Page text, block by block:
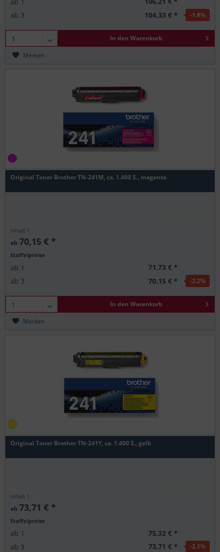
ab 3 104,33 € * -1.8%
In den Warenkorb
Merken
Original Toner Brother TN-241M, ca. 1.400 S., magenta
Inhalt 1
ab 70,15 € *
Staffelpreise
ab 1
71,73 € *
ab 3 70,15 € * -2.2%
In den Warenkorb
Merken
Original Toner Brother TN-241Y, ca. 1.400 S., gelb
Inhalt 1
ab 73,71 € *
Staffelpreise
ab 1
75,32 € *
ab 3 73,71 € * -2.1%